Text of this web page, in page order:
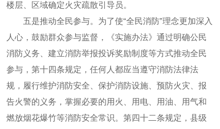
楼层、区域确定火灾疏散引导员。
五是推动全民参与。为了使“全民消防”理念更加深入
人心，鼓励群众参与监督，《实施办法》通过明确公民
消防义务、建立消防举报投诉奖励制度等方式推动全民
参与，第十四条规定，任何人都应当遵守消防法律法
规，履行维护消防安全、保护消防设施、预防火灾、报
告火警的义务，掌握必要的用火、用电、用油、用气和
燃放烟花爆竹等消防安全常识。第四十二条规定，县级